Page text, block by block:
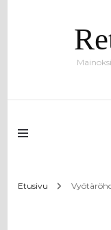
Etusivu